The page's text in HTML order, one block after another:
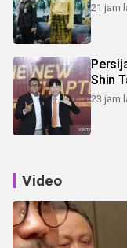
21 jam
Shin
23 jam
Video